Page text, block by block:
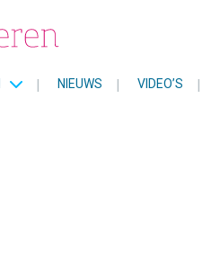
| NIEUWS | VIDEO’S |